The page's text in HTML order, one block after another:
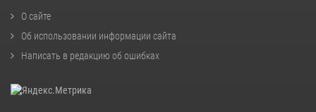
О сайте
Об использовании информации сайта
Написать в редакцию об ошибках